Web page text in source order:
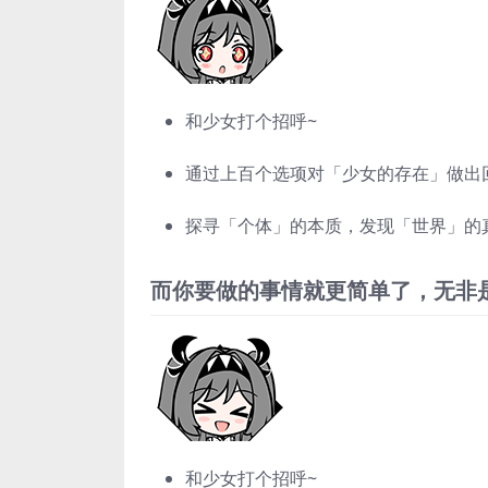
和少女打个招呼~
通过上百个选项对「少女的存在」做出
探寻「个体」的本质，发现「世界」的
而你要做的事情就更简单了，无非
和少女打个招呼~